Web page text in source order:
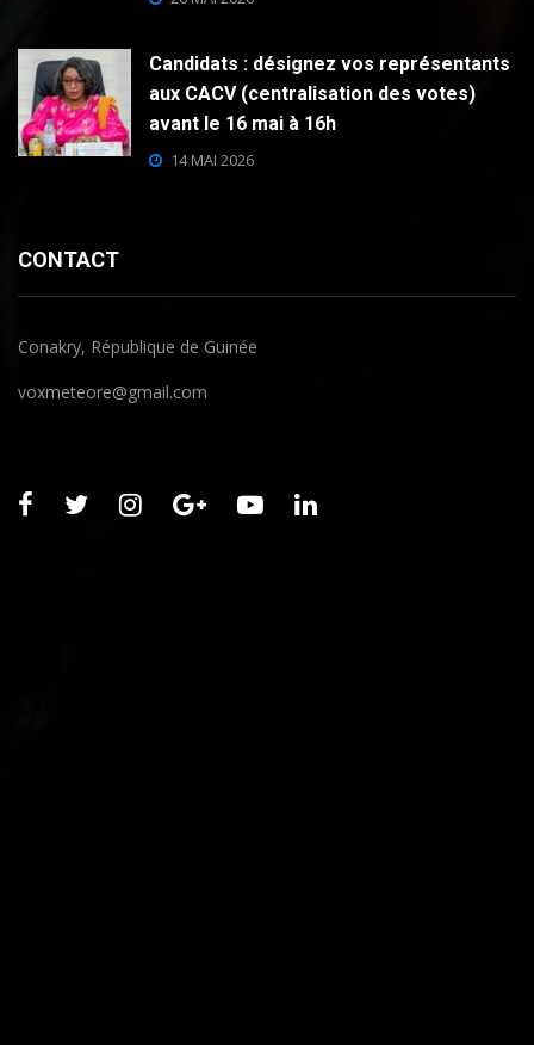
Candidats : désignez vos représentants
aux CACV (centralisation des votes)
avant le 16 mai à 16h
14 MAI 2026
CONTACT
Conakry, République de Guinée
voxmeteore@gmail.com